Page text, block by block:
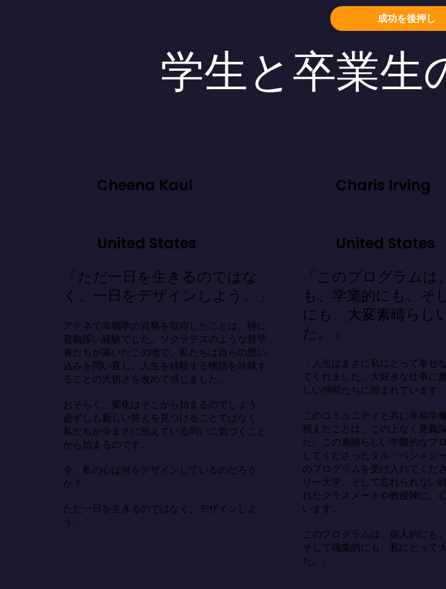
成功を後押し
学生と卒業生
Cheena Kaul
United States
「ただ一日を生きるのではな
く、一日をデザインしよう。」
アテネで幸福学の資格を取得したことは、特に
意義深い経験でした。ソクラテスのような哲学
者たちが築いたこの地で、私たちは自らの思い
込みを問い直し、人生を経験する物語を吟味す
ることの大切さを改めて感じました。
おそらく、変化はそこから始まるのでしょう。
必ずしも新しい答えを見つけることではなく、
私たちが今まさに抱えている問いに気づくこと
から始まるのです。
今、私の心は何をデザインしているのだろう
か？
ただ一日を生きるのではなく、デザインしよ
う。
Charis Irving
United States
「このプログラムは
も、学業的にも、そ
にも、大変素晴らし
た。」
「人生はまさに私にとって幸せ
てくれました。大好きな仕事に
しい仲間たちに囲まれています。
このコミュニティと共に幸福学
祝えたことは、この上なく意義
た。この素晴らしい学際的なプ
してくださったタル・ベン＝シ
のプログラムを受け入れてくだ
リー大学、そして忘れられない
れたクラスメートや教授陣に、
います。
このプログラムは、個人的にも
そして職業的にも、私にとって
た。」